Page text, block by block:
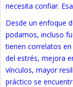
necesita confiar.
Desde un enfoque
podamos, incluso
tienen correlatos
del estrés, mejora
vínculos, mayor
práctico se